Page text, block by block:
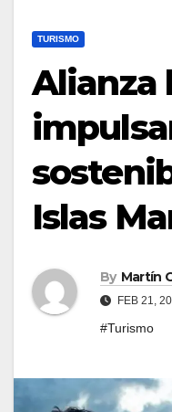
TURISMO
Alianza
Islas
By Martín
FEB 21,
#Turismo